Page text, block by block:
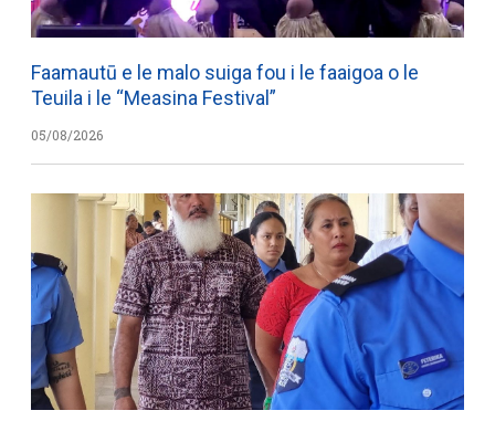
Faamautū e le malo suiga fou i le faaigoa o le
Teuila i le “Measina Festival”
05/08/2026